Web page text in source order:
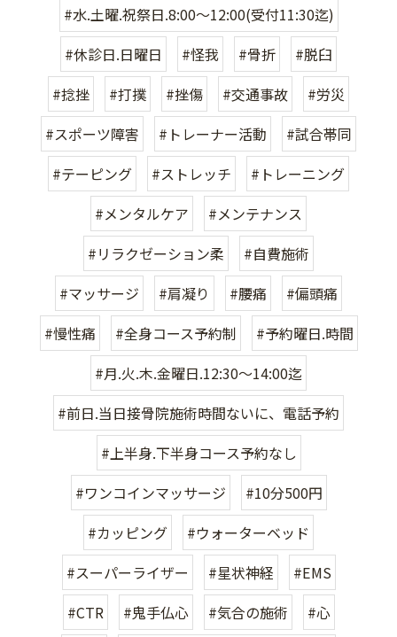
#水.土曜.祝祭日.8:00〜12:00(受付11:30迄)
#休診日.日曜日
#怪我 #骨折
#脱臼
#捻挫
#打撲 #挫傷 #交通事故
#労災
#スポーツ障害
#トレーナー活動
#試合帯同
#テーピング
#ストレッチ
#トレーニング
#メンタルケア
#メンテナンス
#リラクゼーション柔
#自費施術
#マッサージ
#肩凝り #腰痛
#偏頭痛
#慢性痛
#全身コース予約制
#予約曜日.時間
#月.火.木.金曜日.12:30〜14:00迄
#前日.当日接骨院施術時間ないに、電話予約
#上半身.下半身コース予約なし
#ワンコインマッサージ
#10分500円
#カッピング
#ウォーターベッド
#スーパーライザー
#星状神経
#EMS
#CTR
#鬼手仏心 #気合の施術 #心